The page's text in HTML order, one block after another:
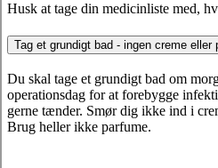
Husk at tage din medicinliste med,
Tag et grundigt bad - ingen creme eller
Du skal tage et grundigt bad om
operationsdag for at forebygge
gerne tænder. Smør dig ikke ind i
Brug heller ikke parfume.